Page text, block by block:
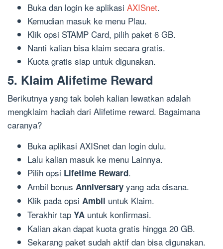
Buka dan login ke aplikasi AXISnet.
Kemudian masuk ke menu Plau.
Klik opsi STAMP Card, pilih paket 6 GB.
Nanti kalian bisa klaim secara gratis.
Kuota gratis siap untuk digunakan.
5. Klaim Alifetime Reward
Berikutnya yang tak boleh kalian lewatkan adalah
mengklaim hadiah dari Alifetime reward. Bagaimana
caranya?
Buka aplikasi AXISnet dan login dulu.
Lalu kalian masuk ke menu Lainnya.
Pilih opsi Lifetime Reward.
Ambil bonus Anniversary yang ada disana.
Klik pada opsi Ambil untuk Klaim.
Terakhir tap YA untuk konfirmasi.
Kalian akan dapat kuota gratis hingga 20 GB.
Sekarang paket sudah aktif dan bisa digunakan.